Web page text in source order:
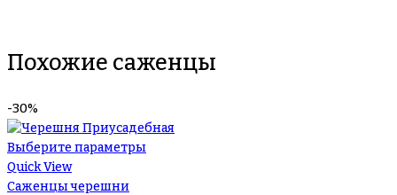
Похожие саженцы
-30%
Выберите параметры
Quick View
Саженцы черешни